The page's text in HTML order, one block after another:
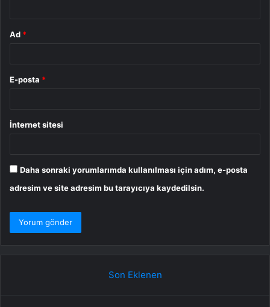
Ad *
E-posta *
İnternet sitesi
Daha sonraki yorumlarımda kullanılması için adım, e-posta
adresim ve site adresim bu tarayıcıya kaydedilsin.
Son Eklenen